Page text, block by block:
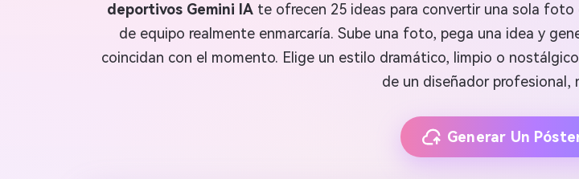
deportivos Gemini IA te ofrecen 25 ideas para convertir una sola
de equipo realmente enmarcaría. Sube una foto, pega una idea y
coincidan con el momento. Elige un estilo dramático, limpio o
de un diseñador profesional,
Generar Un